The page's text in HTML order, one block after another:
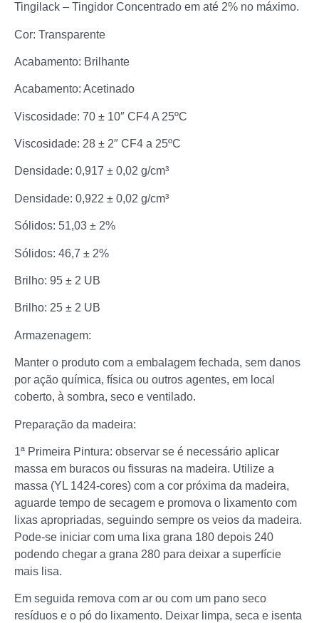
Tingilack – Tingidor Concentrado em até 2% no máximo.
Cor: Transparente
Acabamento: Brilhante
Acabamento: Acetinado
Viscosidade: 70 ± 10″ CF4 A 25ºC
Viscosidade: 28 ± 2″ CF4 a 25ºC
Densidade: 0,917 ± 0,02 g/cm³
Densidade: 0,922 ± 0,02 g/cm³
Sólidos: 51,03 ± 2%
Sólidos: 46,7 ± 2%
Brilho: 95 ± 2 UB
Brilho: 25 ± 2 UB
Armazenagem:
Manter o produto com a embalagem fechada, sem danos
por ação química, física ou outros agentes, em local
coberto, à sombra, seco e ventilado.
Preparação da madeira:
1ª Primeira Pintura: observar se é necessário aplicar
massa em buracos ou fissuras na madeira. Utilize a
massa (YL 1424-cores) com a cor próxima da madeira,
aguarde tempo de secagem e promova o lixamento com
lixas apropriadas, seguindo sempre os veios da madeira.
Pode-se iniciar com uma lixa grana 180 depois 240
podendo chegar a grana 280 para deixar a superfície
mais lisa.
Em seguida remova com ar ou com um pano seco
resíduos e o pó do lixamento. Deixar limpa, seca e isenta